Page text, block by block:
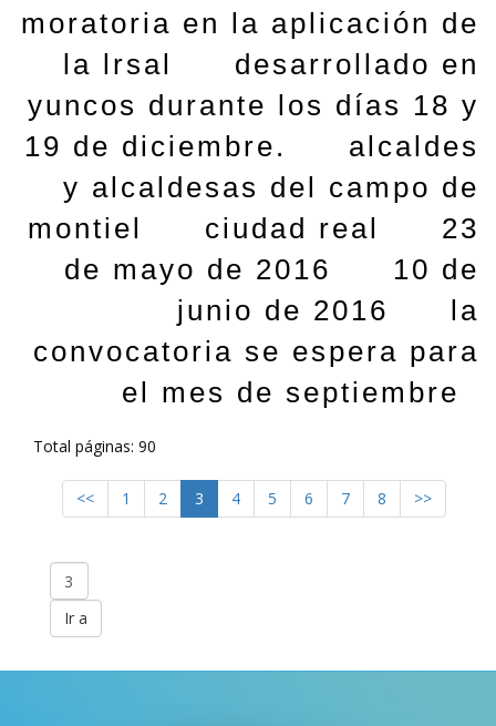
moratoria en la aplicación de
la lrsal
desarrollado en
yuncos durante los días 18 y
19 de diciembre.
alcaldes
y alcaldesas del campo de
montiel
ciudad real
23
de mayo de 2016
10 de
junio de 2016
la
convocatoria se espera para
el mes de septiembre
Total páginas: 90
<< 1 2 3 4 5 6 7 8 >>